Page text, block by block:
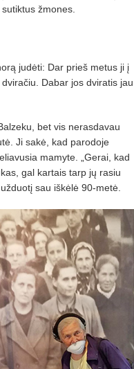
žmones.
judėti: Dar prieš metus ji į
Dabar jos dviratis jau
bet vis nerasdavau
Ji sakė, kad parodoje
mamyte. „Gerai, kad
gal kartais tarp jų rasiu
sau iškėlė 90-metė.